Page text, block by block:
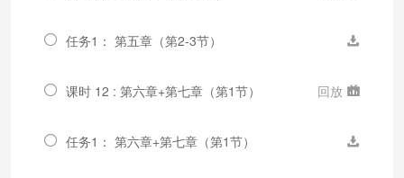
任务1： 第五章（第2-3节）
课时 12 : 第六章+第七章（第1节） 回放
任务1： 第六章+第七章（第1节）